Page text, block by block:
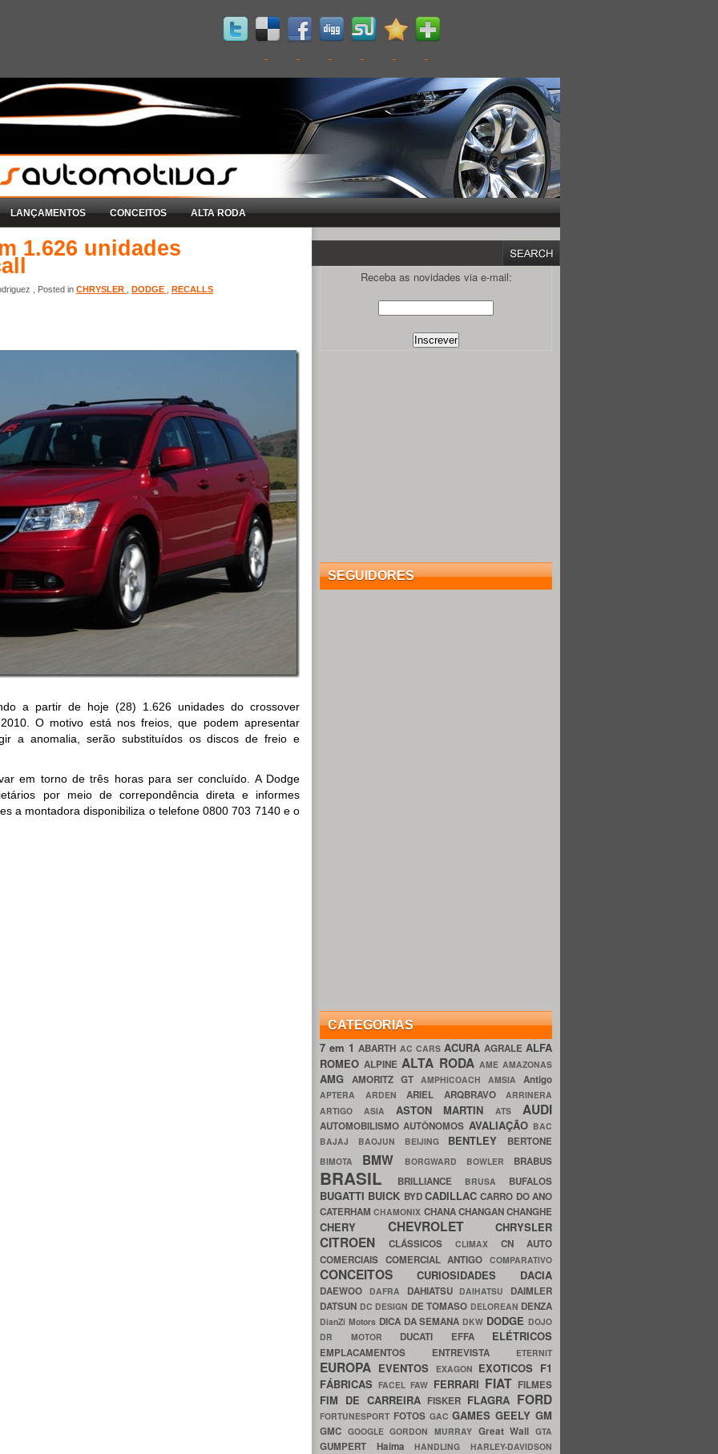
LANÇAMENTOS CONCEITOS ALTA RODA
1.626 unidades
, Posted in CHRYSLER DODGE RECALLS
a partir de hoje (28) 1.626 unidades do crossover
O motivo está nos freios, que podem apresentar
a anomalia, serão substituídos os discos de freio e
em torno de três horas para ser concluído. A Dodge
por meio de correpondência direta e informes
a montadora disponibiliza o telefone 0800 703 7140 e o
Receba as novidades via e-mail:
SEGUIDORES
CATEGORIAS
7 em 1ABARTH AC CARS ACURA AGRALE ALFA
ROMEOALPINEALTA RODA AME AMAZONAS
AMG AMORITZ GT AMPHICOACH AMSIA Antigo
APTERA ARDEN ARIEL ARQBRAVO ARRINERA
ARTIGO ASIA ASTON MARTINATS AUDI
AUTOMOBILISMOAUTÔNOMOS AVALIAÇÃO BAC
BAJAJ BAOJUN BEIJING BENTLEY BERTONE
BIMOTA BMW BORGWARD BOWLER BRABUS
BRASIL BRILLIANCE BRUSA BUFALOS
BUGATTI BUICK BYDCADILLACCARRO DO ANO
CATERHAMCHAMONIX CHANACHANGANCHANGHE
CHERY CHEVROLET CHRYSLER
CITROEN CLÁSSICOS CLIMAX CN AUTO
COMERCIAIS COMERCIAL ANTIGOCOMPARATIVO
CONCEITOS CURIOSIDADES DACIA
DAEWOO DAFRA DAHIATSU DAIHATSU DAIMLER
DATSUN DC DESIGN DE TOMASO DELOREAN DENZA
DianZi Motors DICA DA SEMANA DKW DODGE DOJO
DR MOTOR DUCATI EFFA ELÉTRICOS
EMPLACAMENTOS ENTREVISTA ETERNIT
EUROPA EVENTOS EXAGON EXOTICOS F1
FÁBRICASFACELFAW FERRARI FIAT FILMES
FIM DE CARREIRA FISKER FLAGRA FORD
FORTUNESPORT FOTOS GACGAMESGEELYGM
GMC GOOGLEGORDON MURRAY Great WallGTA
GUMPERT HaimaHANDLINGHARLEY-DAVIDSON